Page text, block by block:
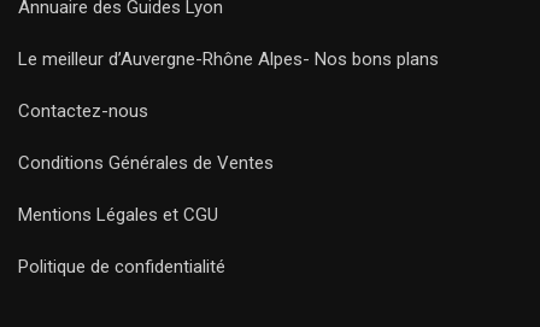
Annuaire des Guides Lyon
Le meilleur d’Auvergne-Rhône Alpes- Nos bons plans
Contactez-nous
Conditions Générales de Ventes
Mentions Légales et CGU
Politique de confidentialité